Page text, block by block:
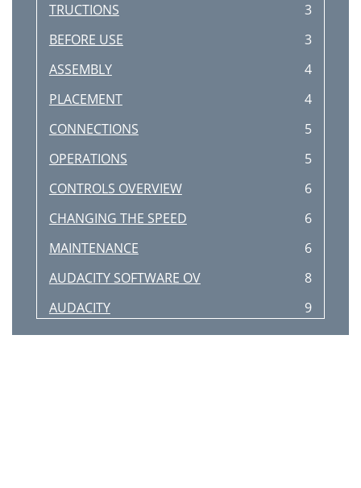
TRUCTIONS
3
BEFORE USE
3
ASSEMBLY
4
PLACEMENT
4
CONNECTIONS
5
OPERATIONS
5
CONTROLS OVERVIEW
6
CHANGING THE SPEED
6
MAINTENANCE
6
AUDACITY SOFTWARE OV
8
AUDACITY
9
SOFTWARE OVERVIEW
9